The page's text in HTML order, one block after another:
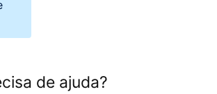
de ajuda?